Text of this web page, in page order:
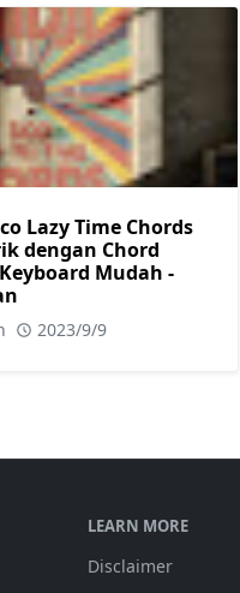
Lazy Time Chords
dengan Chord
Mudah -
2023/9/9
LEARN MORE
Disclaimer